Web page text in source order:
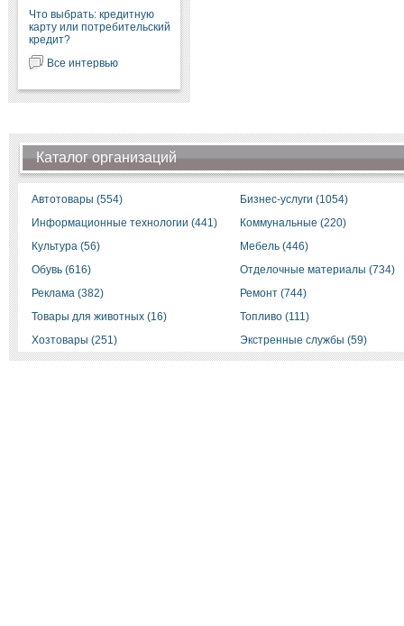
Что выбрать: кредитную
карту или потребительский
кредит?
Все интервью
Каталог организаций
Автотовары (554)
Бизнес-услуги (1054)
Информационные технологии (441)
Коммунальные (220)
Культура (56)
Мебель (446)
Обувь (616)
Отделочные материалы (734)
Реклама (382)
Ремонт (744)
Товары для животных (16)
Топливо (111)
Хозтовары (251)
Экстренные службы (59)